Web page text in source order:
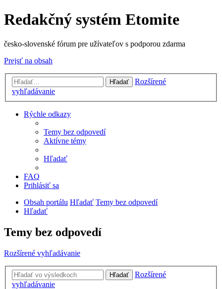
Redakčný systém Etomite
česko-slovenské fórum pre užívateľov s podporou zdarma
Prejsť na obsah
Hľadať
Rozšírené
vyhľadávanie
Rýchle odkazy
Temy bez odpovedí
Aktívne témy
Hľadať
FAQ
Prihlásiť sa
Obsah portálu Hľadať Temy bez odpovedí
Hľadať
Temy bez odpovedí
Rozšírené vyhľadávanie
Hľadať
Rozšírené
vyhľadávanie